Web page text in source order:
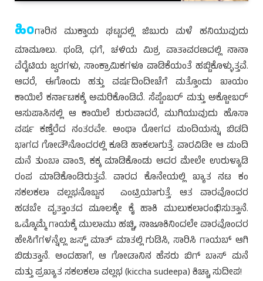
ಹಿಂಗಾರಿನ ಮುಕ್ತಾಯ ಘಟ್ಟದಲ್ಲಿ ಜಿಬುರು ಮಳೆ ಹನಿಯುವುದು
ಮಾಮೂಲು. ಥಂಡಿ, ಧಗೆ, ಚಳಿಯ ಮಿಶ್ರ ವಾತಾವರಣದಲ್ಲಿ ನಾನಾ
ವೆರೈಟಿಯ ಜ್ವರಗಳು, ಸಾಂಕ್ರಾಮಿಕಗಳೂ ವಾಡಿಕೆಯಂತೆ ಹಬ್ಬಿಕೊಳ್ಳುತ್ತವೆ.
ಆದರೆ, ಈಗೊಂದು ಹತ್ತು ವರ್ಷದಿಂದೀಚೆಗೆ ಮತ್ತೊಂದು ಖಾಯಂ
ಕಾಯಿಲೆ ಕರ್ನಾಟಕಕ್ಕೆ ಅಮರಿಕೊಂಡಿದೆ. ಸೆಪ್ಟೆಂಬರ್ ಮತ್ತು ಅಕ್ಟೋಬರ್
ಆಸುಪಾಸಿನಲ್ಲಿ ಆ ಕಾಯಿಲೆ ಶುರುವಾದರೆ, ಮುಗಿಯುವುದು ಹೊಸಾ
ವರ್ಷ ಕಣ್ತೆರೆದ ನಂತರವೇ. ಅಂಥಾ ರೋಗದ ಮಂದಿಯನ್ನು ಬಿಡದಿ
ಭಾಗದ ಗೋಡೌನೊಂದರಲ್ಲಿ ಕೂಡಿ ಹಾಕಲಾಗುತ್ತೆ. ವಾರವಿಡೀ ಆ ಮಂದಿ
ಮನೆ ತುಂಬಾ ವಾಂತಿ, ಕಕ್ಕ ಮಾಡಿಕೊಂಡು ಅದರ ಮೇಲೇ ಉರುಳ್ಯಾಡಿ
ರಂಪ ಮಾಡಿಕೊಂಡಿರುತ್ತವೆ. ವಾರದ ಕೊನೇಯಲ್ಲಿ ಖ್ಯಾತ ನಟ ಕಂ
ಸಕಲಕಲಾ ವಲ್ಲಭನೊಬ್ಬನ ಎಂಟ್ರಿಯಾಗುತ್ತೆ. ಆತ ವಾರವೊಂದರ
ಹಡಬೇ ವೃತ್ತಾಂತದ ಮೂಲಕ್ಕೇ ಕೈ ಹಾಕಿ ಮುಲುಕಲಾರಂಭಿಸುತ್ತಾನೆ.
ಒಮ್ಮೊಮ್ಮೆ ಗಾಯಕ್ಕೆ ಮುಲಾಮು ಹಚ್ಚಿ, ನಾಜೂಕಿನಿಂದಲೇ ವಾರವೊಂದರ
ಹೇಸಿಗೆಗಳನ್ನೆಲ್ಲ ಜಸ್ಟ್ ಮಾತ್ ಮಾತಲ್ಲಿ ಗುಡಿಸಿ, ಸಾರಿಸಿ ಗಾಯಬ್ ಆಗಿ
ಬಿಡುತ್ತಾನೆ. ಅಂದಹಾಗೆ, ಆ ಗೋಡಾನಿನ ಹೆಸರು ಬಿಗ್ ಬಾಸ್ ಮನೆ
ಮತ್ತು ಪ್ರಖ್ಯಾತ ಸಕಲಕಲಾ ವಲ್ಲಭ (kiccha sudeepa) ಕಿಚ್ಚಾ ಸುದೀಪ!